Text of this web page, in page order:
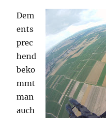
Dem
ents
prec
hend
beko
mmt
man
auch